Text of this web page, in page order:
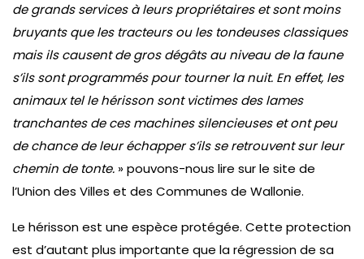
de grands services à leurs propriétaires et sont moins
bruyants que les tracteurs ou les tondeuses classiques
mais ils causent de gros dégâts au niveau de la faune
s’ils sont programmés pour tourner la nuit. En effet, les
animaux tel le hérisson sont victimes des lames
tranchantes de ces machines silencieuses et ont peu
de chance de leur échapper s’ils se retrouvent sur leur
chemin de tonte. » pouvons-nous lire sur le site de
l’Union des Villes et des Communes de Wallonie.
Le hérisson est une espèce protégée. Cette protection
est d’autant plus importante que la régression de sa